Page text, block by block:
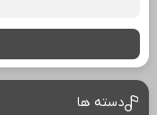
دسته ها